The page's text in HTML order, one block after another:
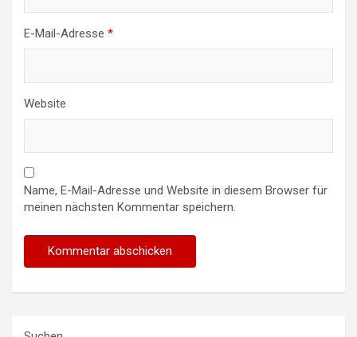
E-Mail-Adresse *
Website
Name, E-Mail-Adresse und Website in diesem Browser für
meinen nächsten Kommentar speichern.